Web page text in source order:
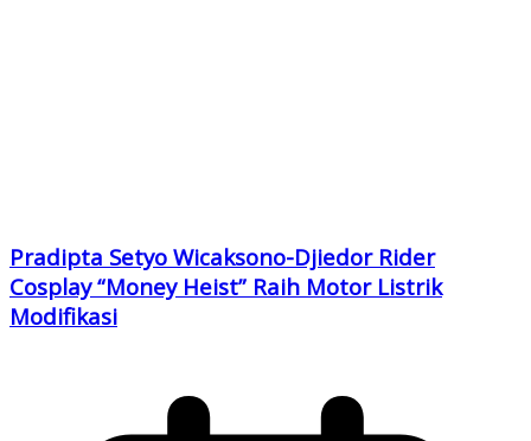
Pradipta Setyo Wicaksono-Djiedor Rider
Cosplay “Money Heist” Raih Motor Listrik
Modifikasi